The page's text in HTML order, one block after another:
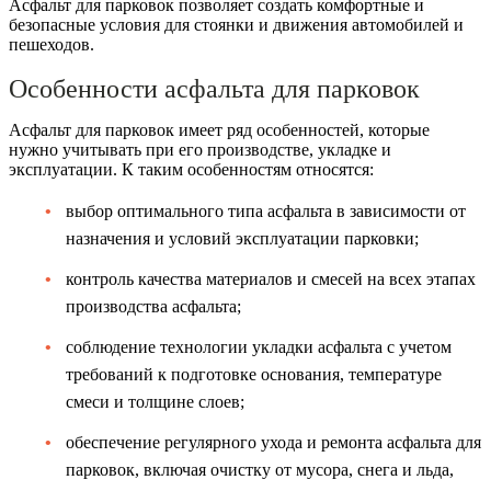
Асфальт для парковок позволяет создать комфортные и
безопасные условия для стоянки и движения автомобилей и
пешеходов.
Особенности асфальта для парковок
Асфальт для парковок имеет ряд особенностей, которые
нужно учитывать при его производстве, укладке и
эксплуатации. К таким особенностям относятся:
выбор оптимального типа асфальта в зависимости от
назначения и условий эксплуатации парковки;
контроль качества материалов и смесей на всех этапах
производства асфальта;
соблюдение технологии укладки асфальта с учетом
требований к подготовке основания, температуре
смеси и толщине слоев;
обеспечение регулярного ухода и ремонта асфальта для
парковок, включая очистку от мусора, снега и льда,